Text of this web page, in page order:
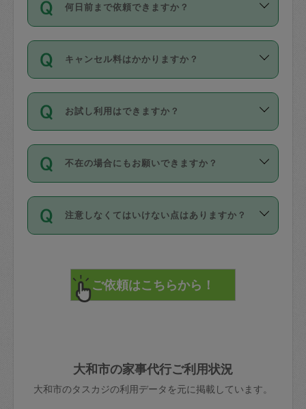
時間も被らない場合、損害保険の対象外
社員など様々なバックグラウンドの方が
登録しています。
日本語も話せる方など様々です。
ールに記載していますので、各自の得意
を依頼してください。
確認しています。タスカジさんトレーニ
ング動画を使ったセルフトレーニングの
現場トライアルを受け、合格したタスカ
ジさんが活動されています。
※テストセンターの講評は１件目のレビュ
参考
【詳細】タスカジさんの登録に際
を通して成立した作業時間内での作業に
適用されます。作業範囲は、掃除、洗
です。作業中に物を壊したり、人にけが
をさせたりした場合が対象で、補償金額
す。
写真を撮り、
詳細FAQ：
損害賠償保険について教えて
何日前まで依頼できますか？
ご依頼は、現在を起点に3日後（72時間
以降）の日時から受付可能となっていま
す。
タスカジさんへ「募集」をかけることが
可能です。
キャンセル料はかかりますか？
キャンセル料には、以下の2種類がありま
す。
1. 直前キャンセル（定期、スポット契約
共通）
72時間を超える※と、以下のキャンセル
料が発生します。
直前キャンセル料：
72時間前〜24時間前＝依頼料金の50%
依頼者不在による当日キャンセル＝依頼
金額の100%＋交通費全額
お試し利用はできますか？
「お試し利用」というメニューはありま
せんが、「一回のみ」依頼を活用するこ
とによって、気に入ったタスカジさんを
まず、条件の合う気になるタスカジさ
みてください。
その後、一番気に入ったタスカジさんに
不在の場合にもお願いできますか？
不在の場合の作業はタスカジさんの同意
が必要です。数回の依頼ののち、タスカ
ジさんと依頼者の間で十分な信頼関係が
てください。
不在時に部屋に入るためにタスカジさん
きた場合は損害保険の対象外となるので
ご注意ください。
注意しなくてはいけない点はありますか？
で、必ず鍵のかかるロッカーや金庫に入
れて依頼者の責任の元管理するよう心掛
けてください。
玉、など
あわせてこちらも参照ください：初めて
大和市の家事代行ご利用状況
大和市のタスカジの利用データを元に掲載しています。